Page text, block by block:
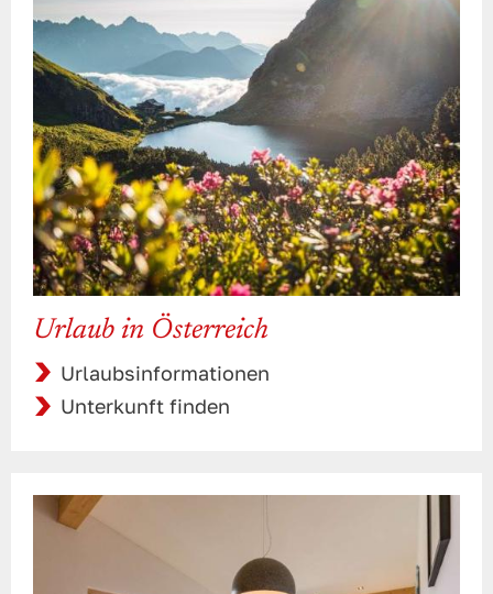
Urlaub in Österreich
Urlaubsinformationen
Unterkunft finden